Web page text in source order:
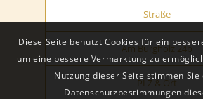
Straße
Am Burgholz 24b
PLZ & Ort
Diese Seite benutzt Cookies für ein
um eine bessere Vermarktung zu
Nutzung dieser Seite stimmen
Datenschutzbestimmungen